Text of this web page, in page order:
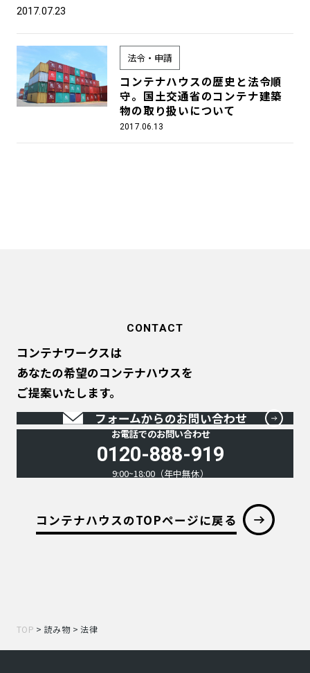
2017.07.23
コンテナハウスの歴史と法令順
守。国土交通省のコンテナ建築
物の取り扱いについて
法令・申請
2017.06.13
CONTACT
コンテナワークスは
あなたの希望のコンテナハウスを
ご提案いたします。
フォームからのお問い合わせ
お電話でのお問い合わせ
0120-888-919
9:00~18:00（年中無休）
コンテナハウスのTOPページに戻る
TOP >読み物>法律